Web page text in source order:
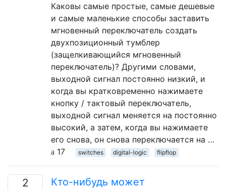
Каковы самые простые, самые дешевые
и самые маленькие способы заставить
мгновенный переключатель создать
двухпозиционный тумблер
(защелкивающийся мгновенный
переключатель)? Другими словами,
выходной сигнал постоянно низкий, и
когда вы кратковременно нажимаете
кнопку / тактовый переключатель,
выходной сигнал меняется на постоянно
высокий, а затем, когда вы нажимаете
его снова, он снова переключается на …
17
switches digital-logic flipflop
2
Кто-нибудь может